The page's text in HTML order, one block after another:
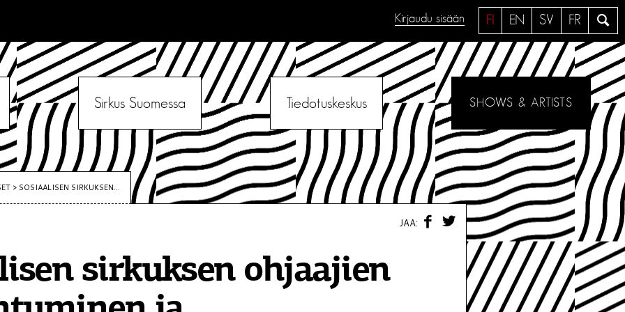
a
e
FI EN SV FR
Kirjaudu sisään
Sirkus Suomessa Tiedotuskeskus SHOWS & ARTISTS
> SOSIAALISEN SIRKUKSEN...
sirkuksen ohjaajien
JAA:
F
W